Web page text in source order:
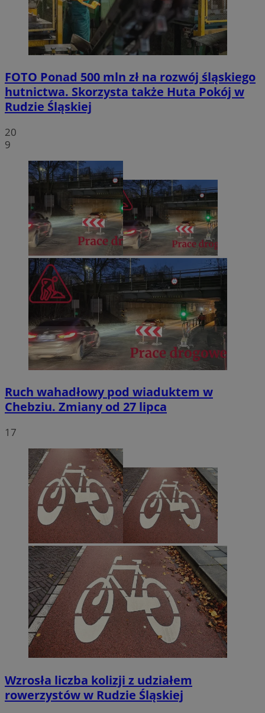
FOTO Ponad 500 mln zł na rozwój śląskiego
hutnictwa. Skorzysta także Huta Pokój w
Rudzie Śląskiej
20
9
Ruch wahadłowy pod wiaduktem w
Chebziu. Zmiany od 27 lipca
17
Wzrosła liczba kolizji z udziałem
rowerzystów w Rudzie Śląskiej